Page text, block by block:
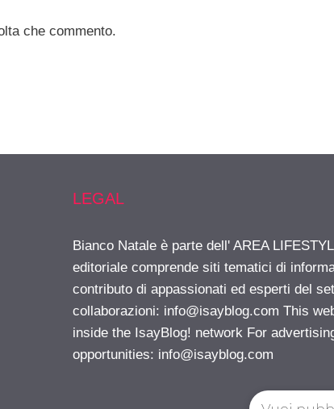
che commento.
LEGAL
Bianco Natale è parte dell' AREA
editoriale comprende siti tematici di
contributo di appassionati ed esperti del
collaborazioni: info@isayblog.com This
inside the IsayBlog! network For
opportunities: info@isayblog.com